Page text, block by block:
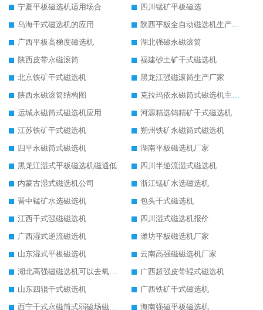
宁夏平板磁选机适用场合
四川锰矿平板磁选
乌海干式磁选机的应用
陕西平板全自动磁选机生产厂家
广西平板高梯度磁选机
湖北强磁永磁滚筒
陕西皮带永磁滚筒
福建砂土矿干式磁选机
北京铁矿干式磁选机
黑龙江强磁滚筒生产厂家
陕西永磁滚筒结构图
克拉玛依永磁筒式磁选机主要技术参数
运城永磁筒式磁选机应用
河源精选钨精矿干式磁选机
江苏铁矿干式磁选机
朔州铁矿永磁筒式磁选机
四平永磁筒式磁选机
湖南平板磁选机厂家
黑龙江湿式平板磁选机磁通低
四川半逆流湿式磁选机
内蒙古湿式磁选机公司
浙江锰矿水选磁选机
晋中锰矿水选磁选机
包头干式磁选机
江西干式强磁磁选机
四川湿式磁选机报价
广西湿式逆流磁选机
潍坊平板磁选机厂家
山东湿式平板磁选机
云南高强磁磁选机厂家
湖北高强磁磁选机可以去氧化铝
广西超强皮带辊式磁选机
山东四辊干式磁选机
广西铁矿干式磁选机
西宁干式永磁筒式弱磁场磁选机结构图
海南强磁平板磁选机